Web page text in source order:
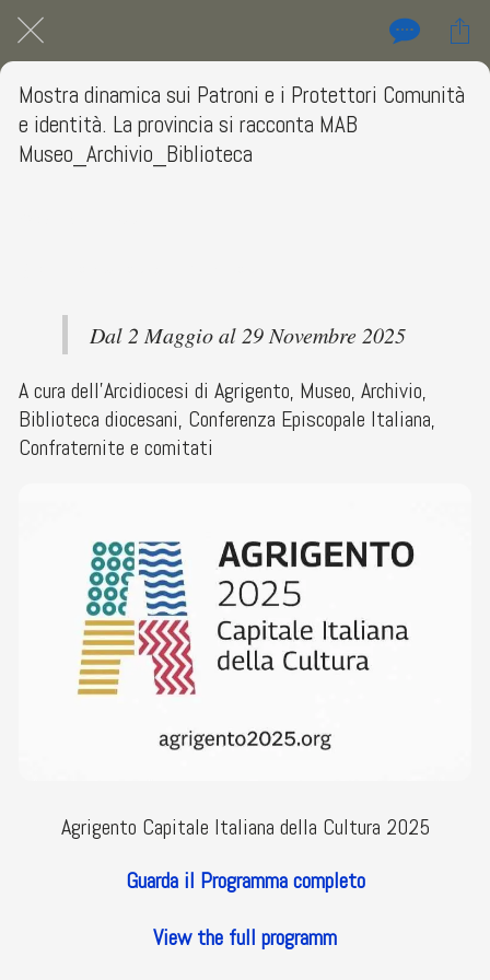
Mostra dinamica sui Patroni e i Protettori Comunità
e identità. La provincia si racconta MAB
Museo_Archivio_Biblioteca
Dal 2 Maggio al 29 Novembre 2025
A cura dell’Arcidiocesi di Agrigento, Museo, Archivio,
Biblioteca diocesani, Conferenza Episcopale Italiana,
Confraternite e comitati
Agrigento Capitale Italiana della Cultura 2025
Guarda il Programma completo
View the full programm